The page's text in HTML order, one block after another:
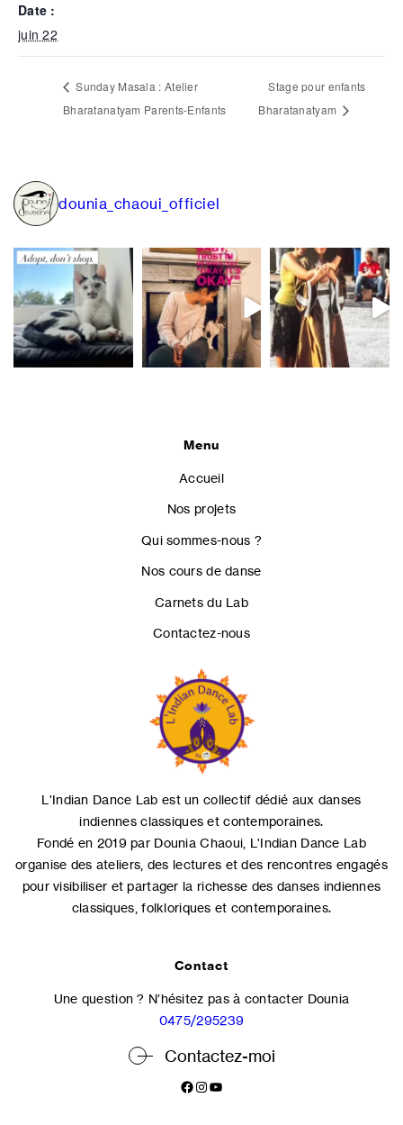
Date :
juin 22
Sunday Masala : Atelier
Bharatanatyam Parents-Enfants
Stage pour enfants
Bharatanatyam
dounia_chaoui_officiel
Menu
Accueil
Nos projets
Qui sommes-nous ?
Nos cours de danse
Carnets du Lab
Contactez-nous
L'Indian Dance Lab est un collectif dédié aux danses
indiennes classiques et contemporaines.
Fondé en 2019 par Dounia Chaoui, L'Indian Dance Lab
organise des ateliers, des lectures et des rencontres engagés
pour visibiliser et partager la richesse des danses indiennes
classiques, folkloriques et contemporaines.
Contact
Une question ? N’hésitez pas à contacter Dounia
0475/295239
Contactez-moi
Facebook
Instagram
YouTube